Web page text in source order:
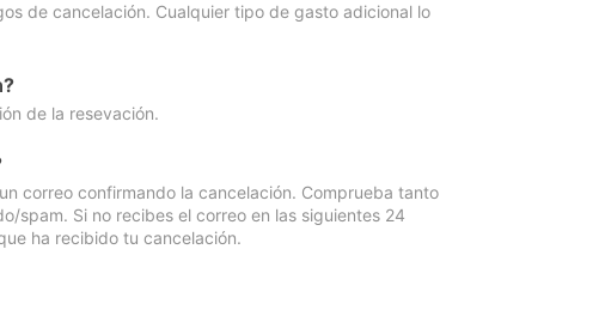
de cancelación. Cualquier tipo de gasto adicional lo
de la resevación.
correo confirmando la cancelación. Comprueba tanto
spam. Si no recibes el correo en las siguientes 24
ha recibido tu cancelación.